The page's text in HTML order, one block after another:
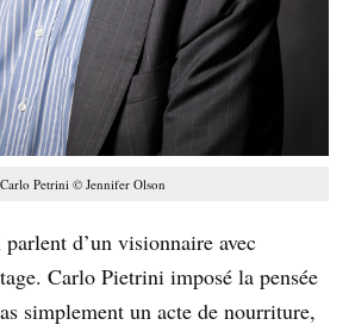
Carlo Petrini © Jennifer Olson
d’un visionnaire avec
Carlo Pietrini imposé la pensée
simplement un acte de nourriture,